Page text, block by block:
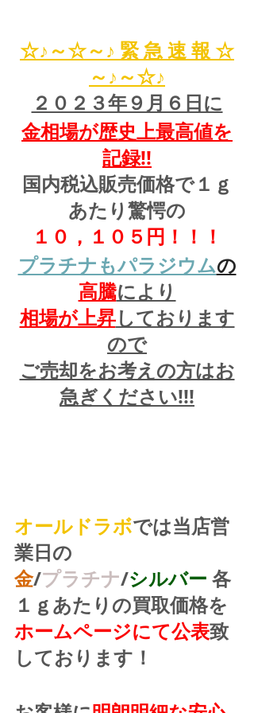
☆♪～☆～♪ 緊 急 速 報 ☆
～♪～☆♪
２０２３年９月６日に
金相場が歴史上最高値を
記録!!
国内税込販売価格で１ｇ
あたり驚愕の
１０，１０５円！！！
プラチナもパラジウムの
高騰により
相場が上昇しております
ので
ご売却をお考えの方はお
急ぎください!!!
オールドラボでは当店営
業日の
金/プラチナ/シルバー 各
１ｇあたりの買取価格を
ホームページにて公表致
しております！